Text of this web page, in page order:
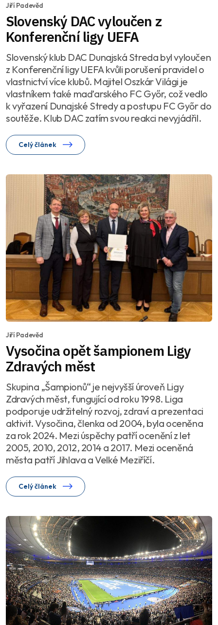
Jiří Padevěd
Slovenský DAC vyloučen z
Konferenční ligy UEFA
Slovenský klub DAC Dunajská Streda byl vyloučen
z Konferenční ligy UEFA kvůli porušení pravidel o
vlastnictví více klubů. Majitel Oszkár Világi je
vlastníkem také maďarského FC Győr, což vedlo
k vyřazení Dunajské Stredy a postupu FC Győr do
soutěže. Klub DAC zatím svou reakci nevyjádřil.
Celý článek
Jiří Padevěd
Vysočina opět šampionem Ligy
Zdravých měst
Skupina „Šampionů“ je nejvyšší úroveň Ligy
Zdravých měst, fungující od roku 1998. Liga
podporuje udržitelný rozvoj, zdraví a prezentaci
aktivit. Vysočina, členka od 2004, byla oceněna
za rok 2024. Mezi úspěchy patří ocenění z let
2005, 2010, 2012, 2014 a 2017. Mezi oceněná
města patří Jihlava a Velké Meziříčí.
Celý článek